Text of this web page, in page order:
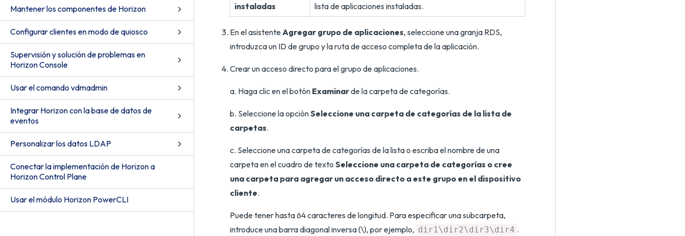
Mantener los componentes de Horizon
Configurar clientes en modo de quiosco
Supervisión y solución de problemas en
Horizon Console
Usar el comando vdmadmin
Integrar Horizon con la base de datos de
eventos
Personalizar los datos LDAP
Conectar la implementación de Horizon a
Horizon Control Plane
Usar el módulo Horizon PowerCLI
instaladas
lista de aplicaciones instaladas.
En el asistenteAgregar grupo de aplicaciones, seleccione una granja RDS,
introduzca un ID de grupo y la ruta de acceso completa de la aplicación.
Crear un acceso directo para el grupo de aplicaciones.
a. Haga clic en el botón Examinarde la carpeta de categorías.
b. Seleccione la opciónSeleccione una carpeta de categorías de la lista de
carpetas.
c. Seleccione una carpeta de categorías de la lista o escriba el nombre de una
carpeta en el cuadro de texto Seleccione una carpeta de categorías o cree
una carpeta para agregar un acceso directo a este grupo en el dispositivo
cliente.
Puede tener hasta 64 caracteres de longitud. Para especificar una subcarpeta,
introduce una barra diagonal inversa (\), por ejemplo, dir1\dir2\dir3\dir4 .